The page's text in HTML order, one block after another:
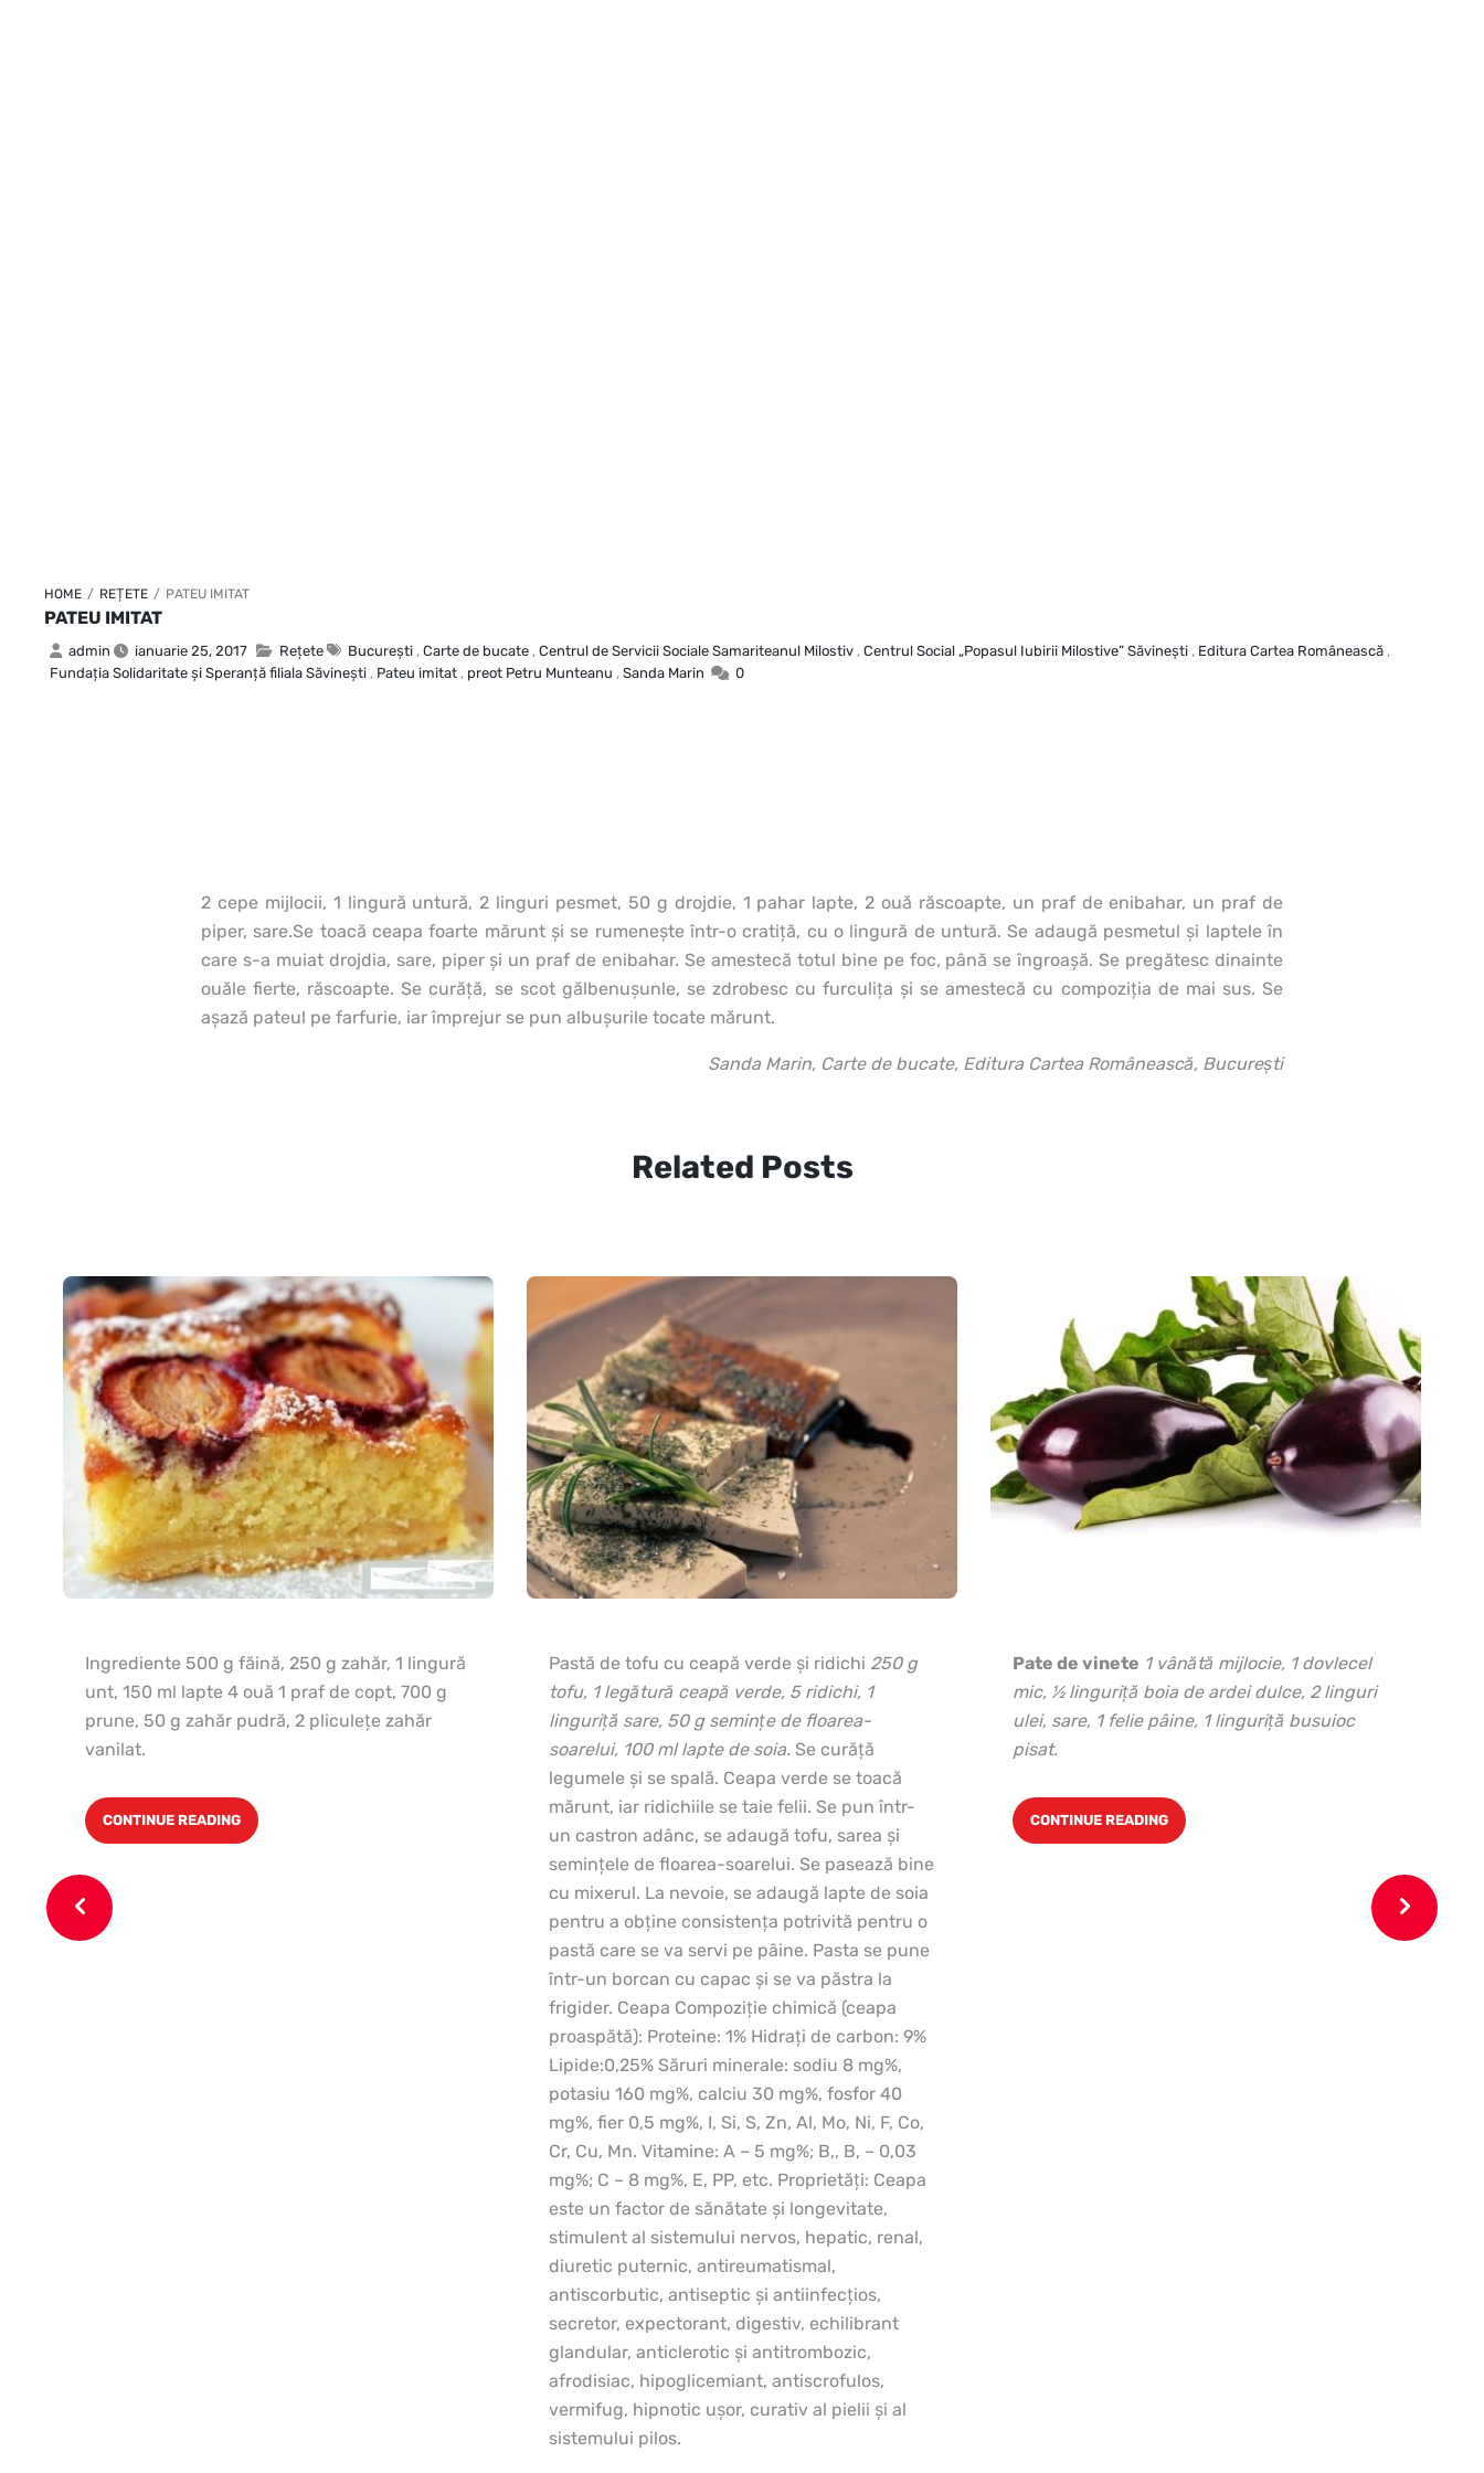
HOME / REȚETE / PATEU IMITAT
PATEU IMITAT
admin ianuarie 25, 2017 Rețete Bucureşti , Carte de bucate , Centrul de Servicii Sociale Samariteanul Milostiv , Centrul Social „Popasul Iubirii Milostive” Săvineşti , Editura Cartea Românească ,
Fundaţia Solidaritate şi Speranţă filiala Săvineşti , Pateu imitat , preot Petru Munteanu , Sanda Marin 0
2 cepe mijlocii, 1 lingură untură, 2 linguri pesmet, 50 g drojdie, 1 pahar lapte, 2 ouă răscoapte, un praf de enibahar, un praf de
piper, sare.Se toacă ceapa foarte mărunt şi se rumeneşte într-o cratiţă, cu o lingură de untură. Se adaugă pesmetul şi laptele în
care s-a muiat drojdia, sare, piper şi un praf de enibahar. Se amestecă totul bine pe foc, până se îngroaşă. Se pregătesc dinainte
ouăle fierte, răscoapte. Se curăţă, se scot gălbenuşunle, se zdrobesc cu furculiţa şi se amestecă cu compoziţia de mai sus. Se
aşază pateul pe farfurie, iar împrejur se pun albuşurile tocate mărunt.
Sanda Marin, Carte de bucate, Editura Cartea Românească, Bucureşti
Related Posts
Ingrediente 500 g făină, 250 g zahăr, 1 lingură
unt, 150 ml lapte 4 ouă 1 praf de copt, 700 g
prune, 50 g zahăr pudră, 2 pliculeţe zahăr
vanilat.
CONTINUE READING
Pastă de tofu cu ceapă verde şi ridichi 250 g
tofu, 1 legătură ceapă verde, 5 ridichi, 1
linguriţă sare, 50 g seminţe de floarea-
soarelui, 100 ml lapte de soia. Se curăţă
legumele şi se spală. Ceapa verde se toacă
mărunt, iar ridichiile se taie felii. Se pun într-
un castron adânc, se adaugă tofu, sarea şi
seminţele de floarea-soarelui. Se pasează bine
cu mixerul. La nevoie, se adaugă lapte de soia
pentru a obţine consistenţa potrivită pentru o
pastă care se va servi pe pâine. Pasta se pune
într-un borcan cu capac şi se va păstra la
frigider. Ceapa Compoziţie chimică (ceapa
proaspătă): Proteine: 1% Hidraţi de carbon: 9%
Lipide:0,25% Săruri minerale: sodiu 8 mg%,
potasiu 160 mg%, calciu 30 mg%, fosfor 40
mg%, fier 0,5 mg%, I, Si, S, Zn, Al, Mo, Ni, F, Co,
Cr, Cu, Mn. Vitamine: A – 5 mg%; B,, B, – 0,03
mg%; C – 8 mg%, E, PP, etc. Proprietăţi: Ceapa
este un factor de sănătate şi longevitate,
stimulent al sistemului nervos, hepatic, renal,
diuretic puternic, antireumatismal,
antiscorbutic, antiseptic şi antiinfecţios,
secretor, expectorant, digestiv, echilibrant
glandular, anticlerotic şi antitrombozic,
afrodisiac, hipoglicemiant, antiscrofulos,
vermifug, hipnotic uşor, curativ al pielii şi al
sistemului pilos.
Pate de vinete 1 vânătă mijlocie, 1 dovlecel
mic, ½ linguriţă boia de ardei dulce, 2 linguri
ulei, sare, 1 felie pâine, 1 linguriță busuioc
pisat.
CONTINUE READING